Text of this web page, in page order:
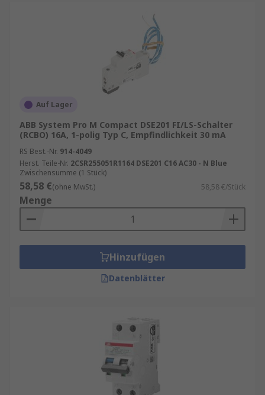
Auf Lager
ABB System Pro M Compact DSE201 FI/LS-Schalter
(RCBO) 16A, 1-polig Typ C, Empfindlichkeit 30 mA
RS Best.-Nr. 914-4049
Herst. Teile-Nr. 2CSR255051R1164 DSE201 C16 AC30 - N Blue
Zwischensumme (1 Stück)
58,58 €(ohne MwSt.) 58,58 €/Stück
Menge
Hinzufügen
Datenblätter